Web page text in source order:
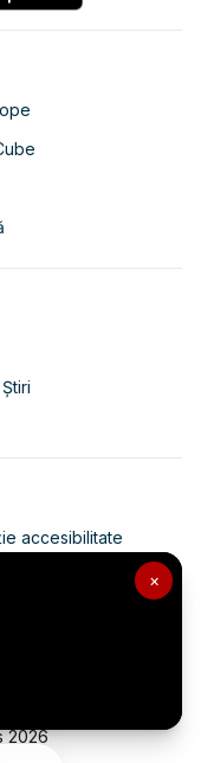
×
accesibilitate
confidențialitate
2026